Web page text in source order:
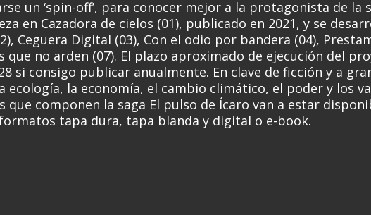
un ‘spin-off’, para conocer mejor a la protagonista de la
en Cazadora de cielos (01), publicado en 2021, y se
Ceguera Digital (03), Con el odio por bandera (04),
que no arden (07). El plazo aproximado de ejecución del
si consigo publicar anualmente. En clave de ficción y a
ecología, la economía, el cambio climático, el poder y los
que componen la saga El pulso de Ícaro van a estar
tapa dura, tapa blanda y digital o e-book.